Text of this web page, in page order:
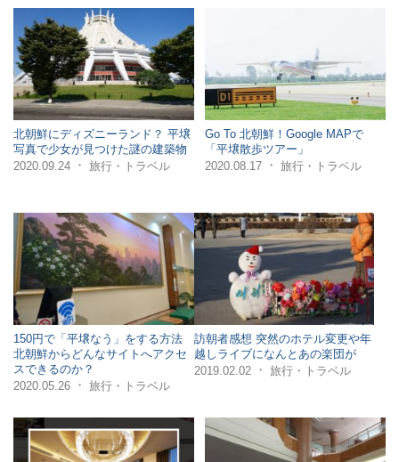
北朝鮮にディズニーランド？ 平壌
写真で少女が見つけた謎の建築物
2020.09.24 ・ 旅行・トラベル
Go To 北朝鮮！Google MAPで
「平壌散歩ツアー」
2020.08.17 ・旅行・トラベル
150円で「平壌なう」をする方法
北朝鮮からどんなサイトへアクセ
スできるのか？
2020.05.26 ・ 旅行・トラベル
訪朝者感想 突然のホテル変更や年
越しライブになんとあの楽団が
2019.02.02 ・ 旅行・トラベル